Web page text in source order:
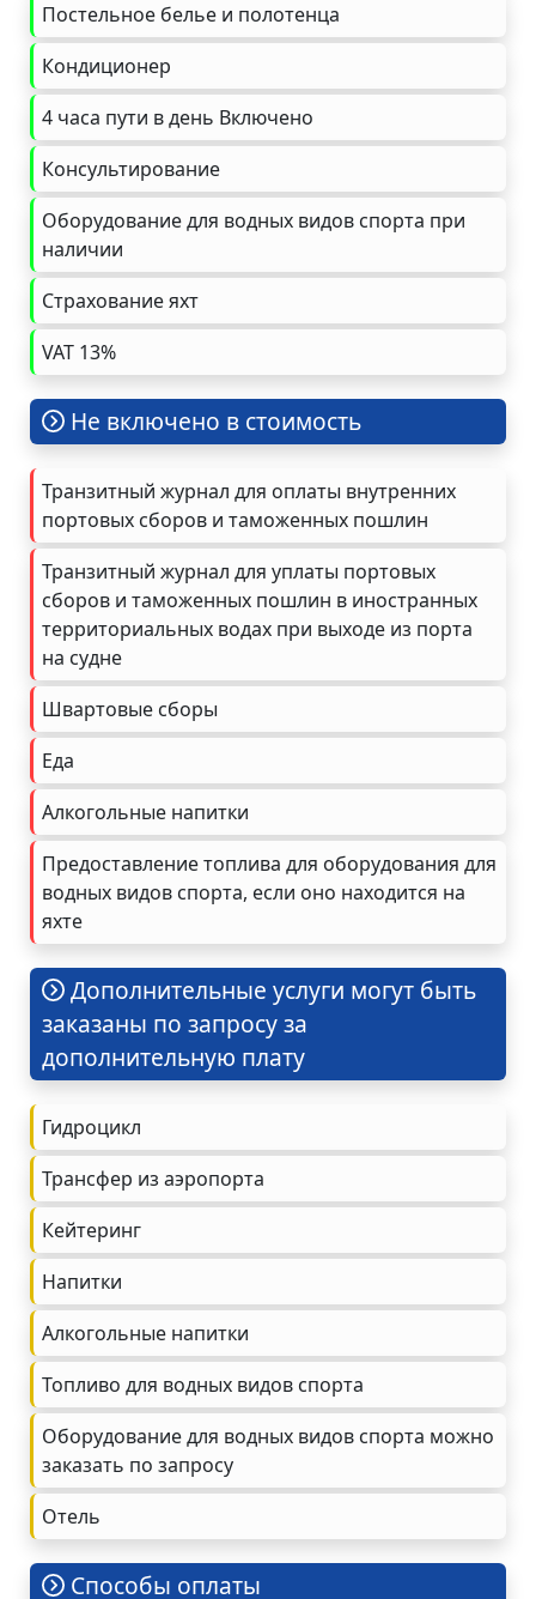
Постельное белье и полотенца
Кондиционер
4 часа пути в день Включено
Консультирование
Оборудование для водных видов спорта при
наличии
Страхование яхт
VAT 13%
Не включено в стоимость
Транзитный журнал для оплаты внутренних
портовых сборов и таможенных пошлин
Транзитный журнал для уплаты портовых
сборов и таможенных пошлин в иностранных
территориальных водах при выходе из порта
на судне
Швартовые сборы
Еда
Алкогольные напитки
Предоставление топлива для оборудования для
водных видов спорта, если оно находится на
яхте
Дополнительные услуги могут быть
заказаны по запросу за
дополнительную плату
Гидроцикл
Трансфер из аэропорта
Кейтеринг
Напитки
Алкогольные напитки
Топливо для водных видов спорта
Оборудование для водных видов спорта можно
заказать по запросу
Oтель
Cпособы оплаты